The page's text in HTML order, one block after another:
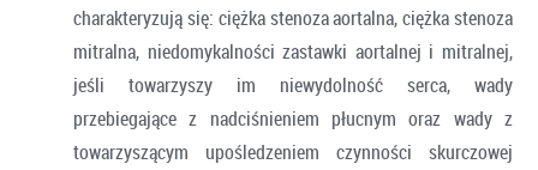
charakteryzują się: ciężka stenoza aortalna, ciężka stenoza
mitralna, niedomykalności zastawki aortalnej i mitralnej,
jeśli towarzyszy im niewydolność serca, wady
przebiegające z nadciśnieniem płucnym oraz wady z
towarzyszącym upośledzeniem czynności skurczowej